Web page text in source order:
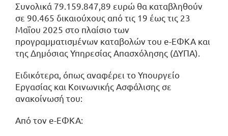
Συνολικά 79.159.847,89 ευρώ θα καταβληθούν
σε 90.465 δικαιούχους από τις 19 έως τις 23
Μαΐου 2025 στο πλαίσιο των
προγραμματισμένων καταβολών του e-ΕΦΚΑ και
της Δημόσιας Υπηρεσίας Απασχόλησης (ΔΥΠΑ).
Ειδικότερα, όπως αναφέρει το Υπουργείο
Εργασίας και Κοινωνικής Ασφάλισης σε
ανακοίνωσή του:
Από τον e-ΕΦΚΑ: